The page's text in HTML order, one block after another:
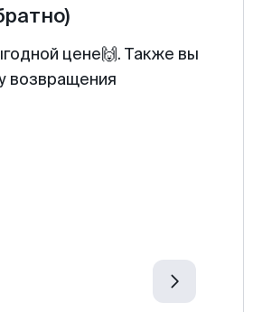
цене🙌. Также вы
возвращения